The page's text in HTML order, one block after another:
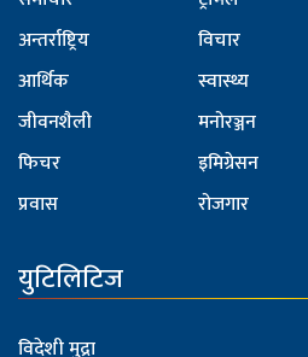
अन्तर्राष्ट्रिय
आर्थिक
जीवनशैली
फिचर
प्रवास
विचार
स्वास्थ्य
मनोरञ्जन
इमिग्रेसन
रोजगार
युटिलिटिज
विदेशी मुद्रा